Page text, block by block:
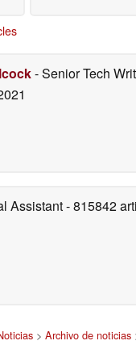
- Senior Tech
Assistant- 815842
> Archivo de noticias